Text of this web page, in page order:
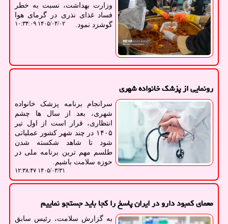
وزارت بهداشت، نسبت به خطر
فساد غذای نذری در گرمای هوا
گوشزد نمود.
۱۴۰۵/۰۴/۰۲ ۱۰:۳۴:۰۹
رونمایی از پزشک خانواده شهری
سرانجام برنامه پزشک خانواده
شهری، بعد از سال ها چشم
انتظاری، قرار است از اول تیر
۱۴۰۵ در چند شهر کشور عملیاتی
شود تا شاهد شکسته شدن
طلسم مهم ترین برنامه ملی در
حوزه سلامت باشیم.
۱۴۰۵/۰۳/۳۱ ۱۲:۳۸:۴۷
معمای کمبود دارو در ایران پاسخ را کجا باید جستجو نماییم
به گزارش سلامت، رئیس سابق